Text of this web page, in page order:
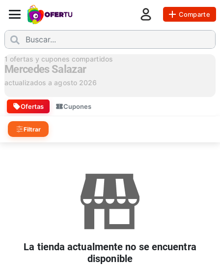
Comparte
1 ofertas y cupones compartidos
Mercedes Salazar
actualizados a agosto 2026
Ofertas Cupones
Filtrar
La tienda actualmente no se encuentra
disponible